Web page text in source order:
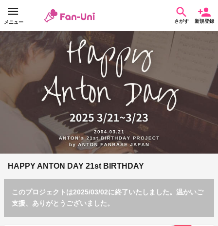
メニュー さがす 新規登録
HAPPY ANTON DAY 21st BIRTHDAY
このプロジェクトは2025/03/02に終了いたしました。温かいご
支援、ありがとうございました。